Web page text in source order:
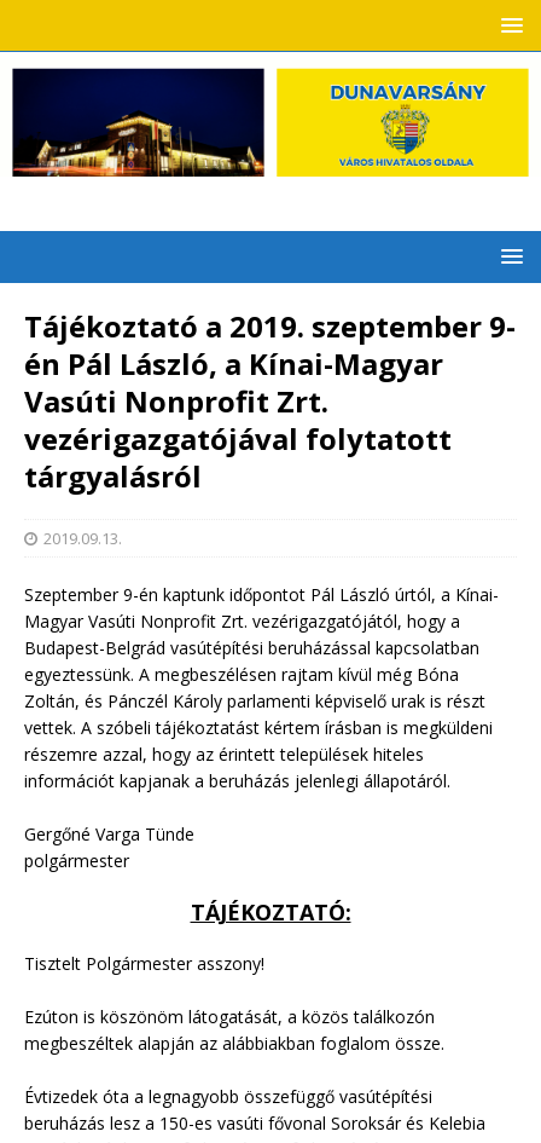
Tájékoztató a 2019. szeptember 9-
én Pál László, a Kínai-Magyar
Vasúti Nonprofit Zrt.
vezérigazgatójával folytatott
tárgyalásról
2019.09.13.
Szeptember 9-én kaptunk időpontot Pál László úrtól, a Kínai-
Magyar Vasúti Nonprofit Zrt. vezérigazgatójától, hogy a
Budapest-Belgrád vasútépítési beruházással kapcsolatban
egyeztessünk. A megbeszélésen rajtam kívül még Bóna
Zoltán, és Pánczél Károly parlamenti képviselő urak is részt
vettek. A szóbeli tájékoztatást kértem írásban is megküldeni
részemre azzal, hogy az érintett települések hiteles
információt kapjanak a beruházás jelenlegi állapotáról.
Gergőné Varga Tünde
polgármester
TÁJÉKOZTATÓ:
Tisztelt Polgármester asszony!
Ezúton is köszönöm látogatását, a közös találkozón
megbeszéltek alapján az alábbiakban foglalom össze.
Évtizedek óta a legnagyobb összefüggő vasútépítési
beruházás lesz a 150-es vasúti fővonal Soroksár és Kelebia